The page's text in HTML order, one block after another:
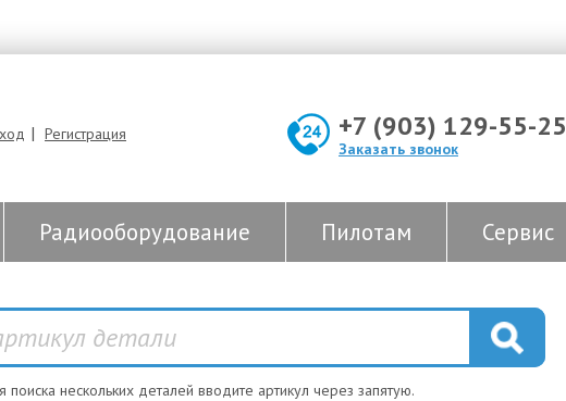
| Регистрация +7 (903) 129-55-25
Заказать звонок
Радиооборудование Пилотам Сервис
поиска нескольких деталей вводите артикул через запятую.